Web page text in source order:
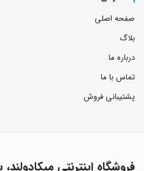
صفحه اصلی
بلاگ
درباره ما
تماس با ما
پشتیبانی فروش